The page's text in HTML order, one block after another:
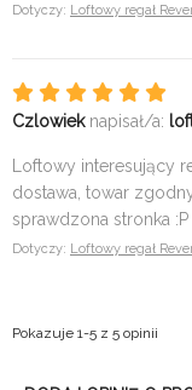
Dotyczy: Loftowy regał
Czlowieknapisał/a:
Loftowy interesujący
dostawa, towar
sprawdzona stronka :P
Dotyczy: Loftowy regał
Pokazuje 1-5 z 5 opinii